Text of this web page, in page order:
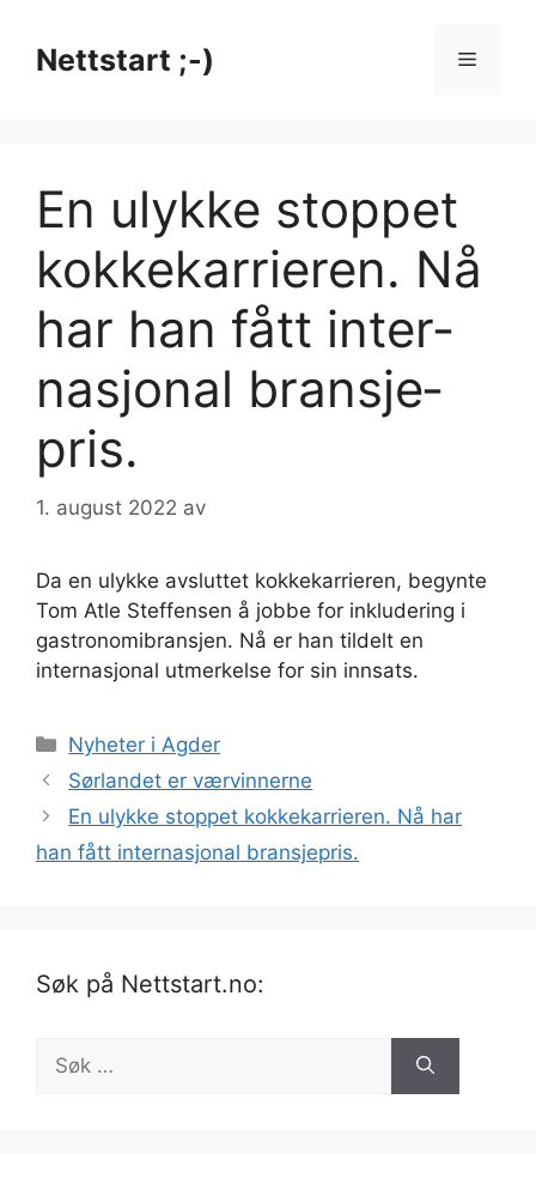
innholdNettstart ;-) Meny
En ulykke stop­pet
kokke­kar­rie­ren. Nå
har han fått inter­
nasjo­nal bran­sje­
pris.
1. august 2022 av
Da en ulykke avsluttet kokkekarrieren, begynte
Tom Atle Steffensen å jobbe for inkludering i
gastronomibransjen. Nå er han tildelt en
internasjonal utmerkelse for sin innsats.
Kategorier
Nyheter i Agder
Sørlandet er værvinnerne
En ulykke stop­pet kokke­kar­rie­ren. Nå har
han fått inter­nasjo­nal bran­sje­pris.
Søk på Nettstart.no:
etter: